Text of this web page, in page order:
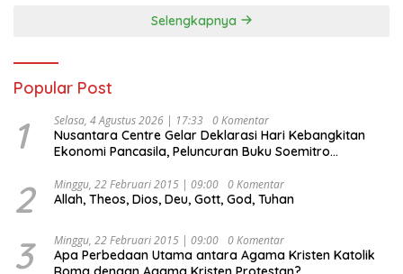
Selengkapnya
Popular Post
1 Selasa, 4 Agustus 2026 | 17:33 0 Komentar
Nusantara Centre Gelar Deklarasi Hari Kebangkitan
Ekonomi Pancasila, Peluncuran Buku Soemitro
Ekonomi Politik Indonesia) & Simposium Nasional
“Urgensi Undang-Undang Perekonomian Nasional dan
Indonesia Emas 2045”,
2 Minggu, 22 Februari 2015 | 09:00 0 Komentar
Allah, Theos, Dios, Deu, Gott, God, Tuhan
3 Minggu, 22 Februari 2015 | 09:00 0 Komentar
Apa Perbedaan Utama antara Agama Kristen Katolik